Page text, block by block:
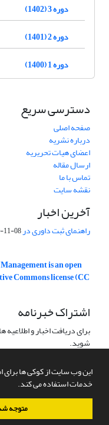
این وب سایت از کوکی ها برای
خدمات استفاده می کند.
متوجه
دوره 3 (1402)
دوره 2 (1401)
دوره 1 (1400)
دسترسی سریع
صفحه اصلی
درباره نشریه
اعضای هیات تحریریه
ارسال مقاله
تماس با ما
نقشه سایت
آخرین اخبار
راهنمای ثبت داوری در Publons11-08
is an open
Commons license (CC
اشتراک خبرنامه
برای دریافت اخبار و
شوید.
سامانه مدیریت نشریات